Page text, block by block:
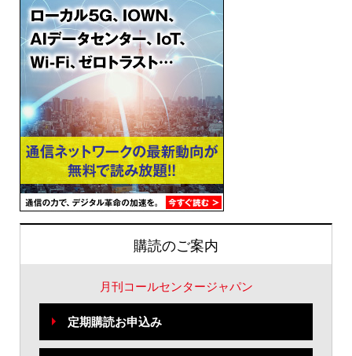
購読のご案内
月刊コールセンタージャパン
定期購読お申込み